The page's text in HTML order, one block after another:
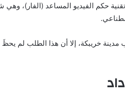
حكم الفيديو المساعد (الفار)،
مدينة خريبكة، إلا أن هذا الطلب لم يحظَ